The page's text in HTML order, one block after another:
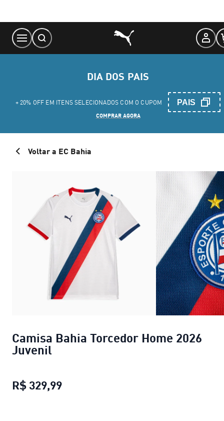
Content
DIA DOS PAIS
+ 20% OFF EM ITENS SELECIONADOS COM O CUPOM PAIS
COMPRAR AGORA
Voltar a EC Bahia
Camisa Bahia Torcedor Home 2026
Juvenil
R$ 329,99